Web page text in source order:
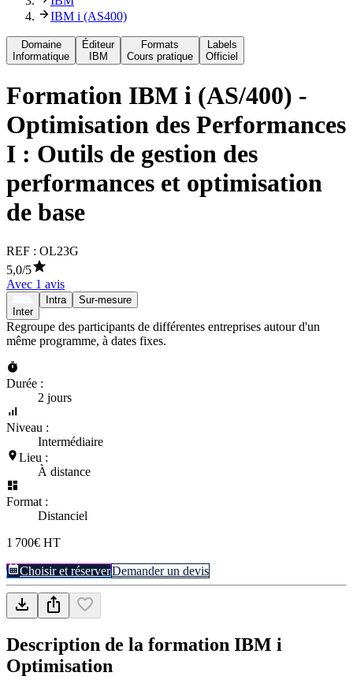
IBM i (AS400)
Domaine
Informatique
Éditeur
IBM
Formats
Cours pratique
Labels
Officiel
Formation IBM i (AS/400) -
Optimisation des Performances
I : Outils de gestion des
performances et optimisation
de base
REF : OL23G
5,0/5
Avec 1 avis
Inter
Intra Sur-mesure
Regroupe des participants de différentes entreprises autour d'un
même programme, à dates fixes.
Durée :
2 jours
Niveau :
Intermédiaire
Lieu :
À distance
Format :
Distanciel
1 700€ HT
Choisir et réserverDemander un devis
Description de la formation IBM i
Optimisation